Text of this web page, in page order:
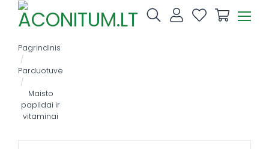
Pagrindinis
/
Parduotuvė
/
Maisto
papildai ir
vitaminai